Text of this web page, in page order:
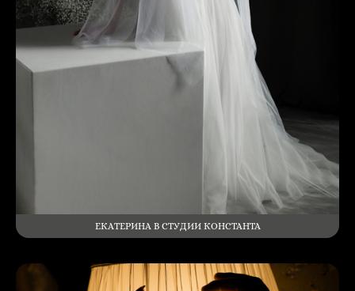
ЕКАТЕРИНА В СТУДИИ КОНСТАНТА